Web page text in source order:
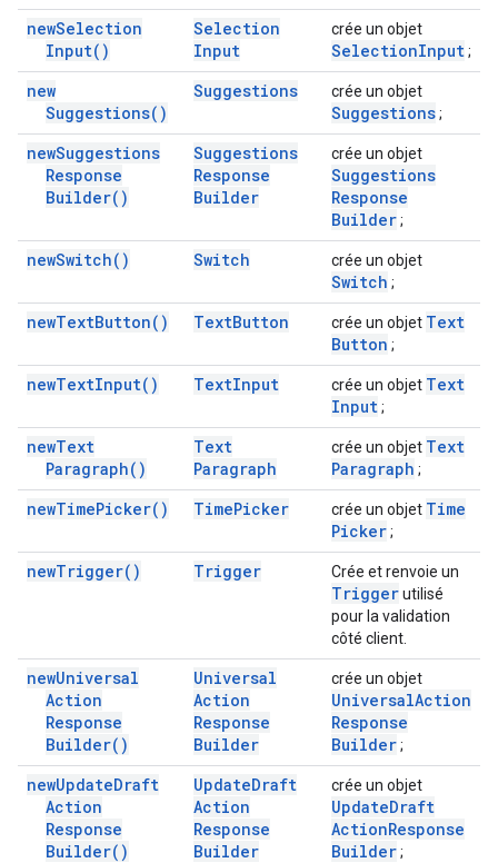
newSelection
Input( )
Selection
Input
crée un objet
SelectionInput;
new
Suggestions( )
Suggestions crée un objet
Suggestions;
newSuggestions
Response
Builder( )
Suggestions
Response
Builder
crée un objet
Suggestions
Response
Builder;
newSwitch( ) Switch crée un objet
Switch ;
newTextButton( ) TextButton crée un objet Text
Button ;
newTextInput( ) TextInput crée un objet Text
Input;
newText
Paragraph( )
Text
Paragraph
crée un objet Text
Paragraph ;
newTimePicker( ) TimePicker crée un objet Time
Picker;
newTrigger( ) Trigger Crée et renvoie un
Triggerutilisé
pour la validation
côté client.
newUniversal
Action
Response
Builder( )
Universal
Action
Response
Builder
crée un objet
UniversalAction
Response
Builder;
newUpdateDraft
Action
Response
Builder( )
UpdateDraft
Action
Response
Builder
crée un objet
UpdateDraft
ActionResponse
Builder;